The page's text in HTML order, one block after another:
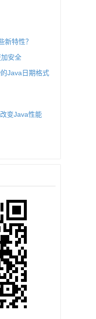
新特性？
安全
Java日期格式
变Java性能